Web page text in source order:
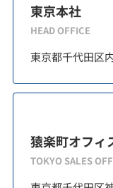
東京本社
HEAD OFFICE
東京都千代田区
猿楽町オフィ
TOKYO SALES